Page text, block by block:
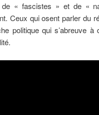
de « fascistes » et de «
Ceux qui osent parler du
politique qui s’abreuve